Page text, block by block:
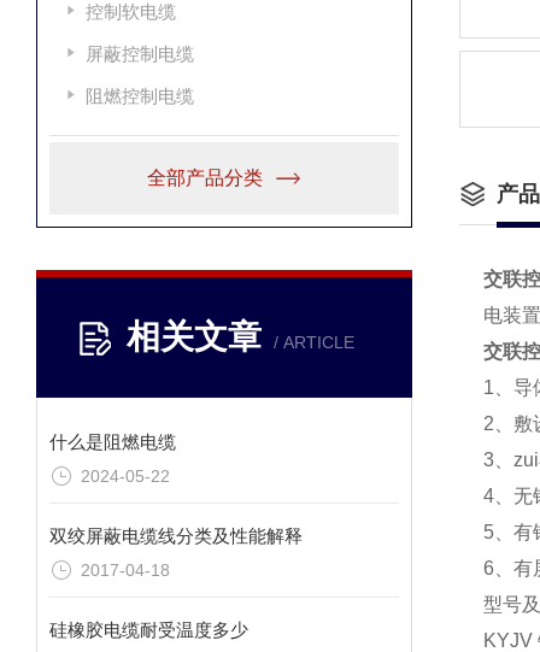
控制软电缆
屏蔽控制电缆
阻燃控制电缆
全部产品分类
相关文章 / ARTICLE
什么是阻燃电缆
2024-05-22
双绞屏蔽电缆线分类及性能解释
2017-04-18
硅橡胶电缆耐受温度多少
产
交联
电装
交联
1、导
2、敷
3、
4、无
5、有
6、有
型号
KYJV